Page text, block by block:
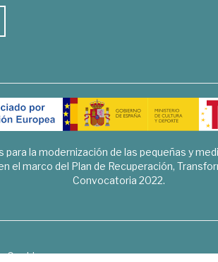
para la modernización de las pequeñas y
el marco del Plan de Recuperación,
Convocatoria 2022.
Cookies